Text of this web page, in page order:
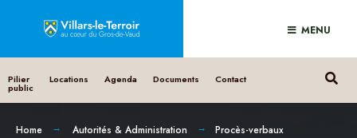
MENU
Pilier
public
Locations Agenda Documents Contact
Home Autorités & Administration Procès-verbaux